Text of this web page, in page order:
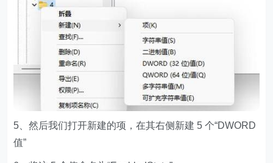
5、然后我们打开新建的项，在其右侧新建 5 个“DWORD
值”